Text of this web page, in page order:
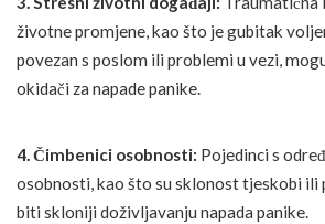
životne promjene, kao što je gubitak
povezan s poslom ili problemi u vezi,
okidači za napade panike.
4. Čimbenici osobnosti: Pojedinci s
osobnosti, kao što su sklonost tjeskobi
biti skloniji doživljavanju napada panike.